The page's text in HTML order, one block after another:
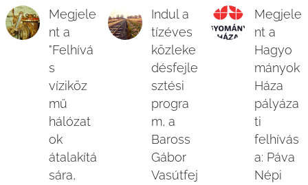
Megjele
nt a
"Felhívá
s
víziköz
mű
hálózat
ok
átalakítá
sára,
Indul a
tízéves
közleke
désfejle
sztési
progra
m, a
Baross
Gábor
Vasútfej
Megjele
nt a
Hagyo
mányok
Háza
pályáza
ti
felhívás
a: Páva
Népi